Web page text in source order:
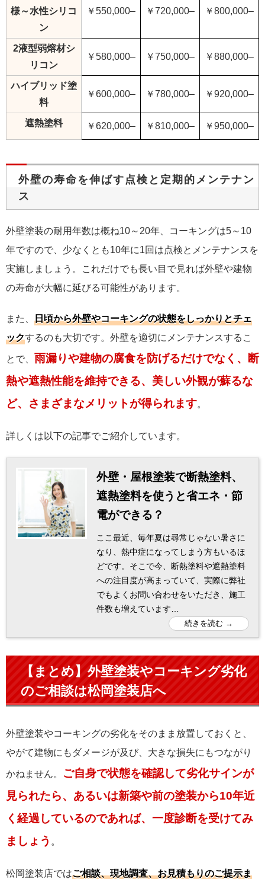
様～水性シリコ
ン
￥550,000– ￥720,000– ￥800,000–
2液型弱熔材シ
リコン
￥580,000– ￥750,000– ￥880,000–
ハイブリッド塗
料
￥600,000– ￥780,000– ￥920,000–
遮熱塗料 ￥620,000– ￥810,000– ￥950,000–
外壁の寿命を伸ばす点検と定期的メンテナン
ス
外壁塗装の耐用年数は概ね10～20年、コーキングは5～10
年ですので、少なくとも10年に1回は点検とメンテナンスを
実施しましょう。これだけでも長い目で見れば外壁や建物
の寿命が大幅に延びる可能性があります。
また、 日頃から外壁やコーキングの状態をしっかりとチェ
ックするのも大切です。外壁を適切にメンテナンスするこ
とで、 雨漏りや建物の腐食を防げるだけでなく、断
熱や遮熱性能を維持できる、美しい外観が蘇るな
ど、さまざまなメリットが得られます。
詳しくは以下の記事でご紹介しています。
外壁・屋根塗装で断熱塗料、
遮熱塗料を使うと省エネ・節
電ができる？
ここ最近、毎年夏は尋常じゃない暑さに
なり、熱中症になってしまう方もいるほ
どです。そこで今、断熱塗料や遮熱塗料
への注目度が高まっていて、実際に弊社
でもよくお問い合わせをいただき、施工
件数も増えています…
【まとめ】外壁塗装やコーキング劣化
のご相談は松岡塗装店へ
外壁塗装やコーキングの劣化をそのまま放置しておくと、
やがて建物にもダメージが及び、大きな損失にもつながり
かねません。
ご自身で状態を確認して劣化サインが
見られたら、あるいは新築や前の塗装から10年近
く経過しているのであれば、一度診断を受けてみ
ましょう 。
松岡塗装店ではご相談、現地調査、お見積もりのご提示ま